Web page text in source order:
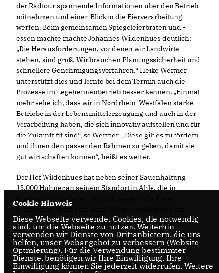
der Radtour spannende Informationen über den Betrieb
mitnehmen und einen Blick in die Eierverarbeitung
werfen. Beim gemeinsamen Spiegeleierbraten und -
essen machte machte Johannes Wildenhues deutlich:
Die Herausforderungen, vor denen wir Landwirte
stehen, sind groß. Wir brauchen Planungssicherheit und
schnellere Genehmigungsverfahren.“ Heike Wermer
unterstützt dies und lernte bei dem Termin auch die
Prozesse im Legehennenbetrieb besser kennen: „Einmal
mehr sehe ich, dass wir in Nordrhein-Westfalen starke
Betriebe in der Lebensmittelerzeugung und auch in der
Verarbeitung haben, die sich innovativ aufstellen und für
die Zukunft fit sind“, so Wermer. „Diese gilt es zu fördern
und ihnen den passenden Rahmen zu geben, damit sie
gut wirtschaften können“, heißt es weiter.
Der Hof Wildenhues hat neben seiner Sauenhaltung
15.000 Hühner an seinem Standort in Ahle, die in
Freilandhaltung leben. Täglich werden die Tiere
Betrieb wichtig.
25.07.2023, 17:38 Uhr
Cookie Hinweis
Diese Webseite verwendet Cookies, die notwendig
sind, um die Webseite zu nutzen. Weiterhin
verwenden wir Dienste von Drittanbietern, die uns
helfen, unser Webangebot zu verbessern (Website-
Optmierung). Für die Verwendung bestimmter
Dienste, benötigen wir Ihre Einwilligung. Ihre
Einwilligung können Sie jederzeit widerrufen. Weitere